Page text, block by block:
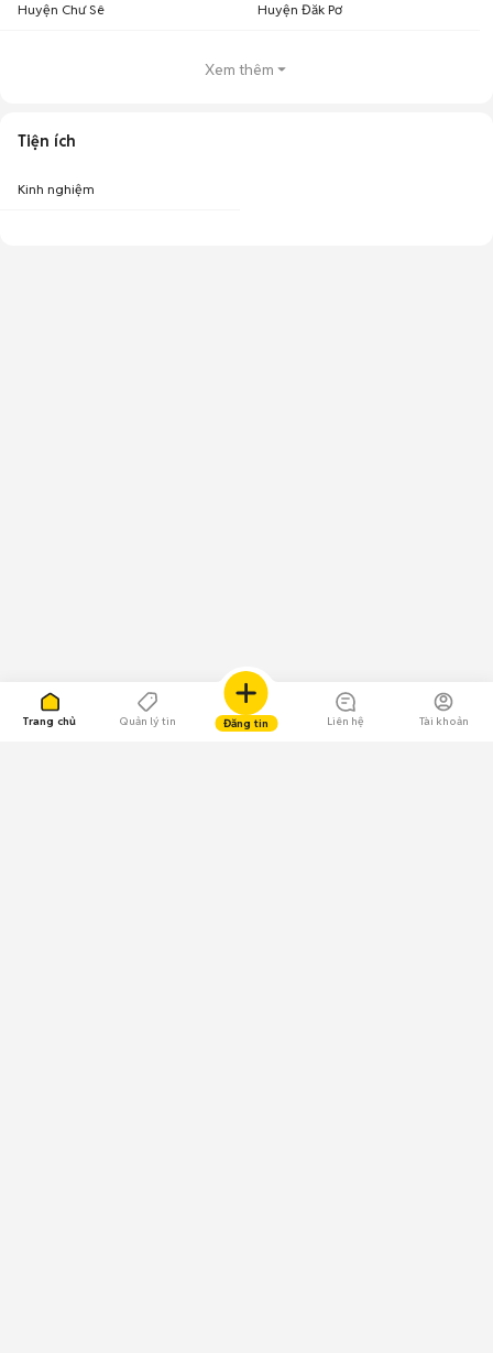
Trang chủ Quản lý tin Đăng tin Liên hệ Tài khoản
Huyện Chư Sê Huyện Đăk Pơ
Xem thêm
Tiện ích
Kinh nghiệm